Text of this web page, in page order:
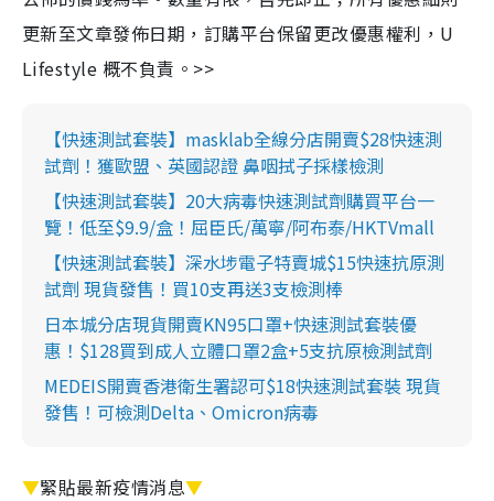
更新至文章發佈日期，訂購平台保留更改優惠權利，U
Lifestyle 概不負責。>>
【快速測試套裝】masklab全線分店開賣$28快速測
試劑！獲歐盟、英國認證 鼻咽拭子採樣檢測
【快速測試套裝】20大病毒快速測試劑購買平台一
覽！低至$9.9/盒！屈臣氏/萬寧/阿布泰/HKTVmall
【快速測試套裝】深水埗電子特賣城$15快速抗原測
試劑 現貨發售！買10支再送3支檢測棒
日本城分店現貨開賣KN95口罩+快速測試套裝優
惠！$128買到成人立體口罩2盒+5支抗原檢測試劑
MEDEIS開賣香港衛生署認可$18快速測試套裝 現貨
發售！可檢測Delta、Omicron病毒
▼緊貼最新疫情消息▼